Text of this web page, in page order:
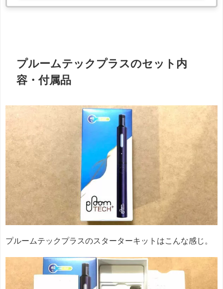
プルームテックプラスのセット内
容・付属品
プルームテックプラスのスターターキットはこんな感じ。